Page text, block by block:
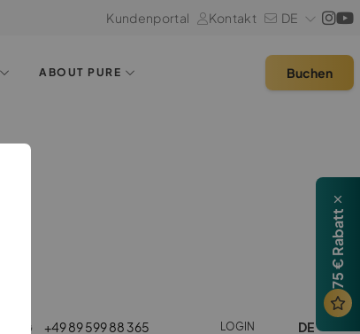
Kundenportal Kontakt DE
ABOUT PURE Buchen
75 € Rabatt